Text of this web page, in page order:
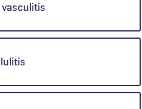
vasculitis